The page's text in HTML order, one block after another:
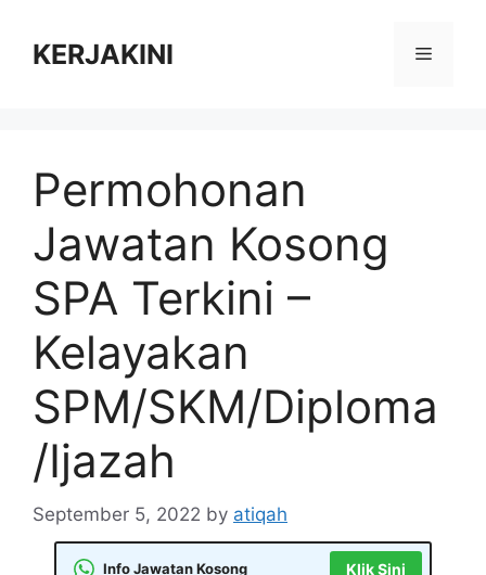
contentKERJAKINI Menu
Permohonan
Jawatan Kosong
SPA Terkini –
Kelayakan
SPM/SKM/Diploma
/Ijazah
September 5, 2022 by atiqah
Info Jawatan Kosong Klik Sini